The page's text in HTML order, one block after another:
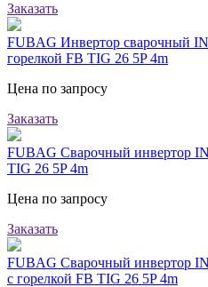
Заказать
FUBAG Инвертор сварочный
горелкой FB TIG 26 5P 4m
Цена по запросу
Заказать
FUBAG Сварочный инвертор
TIG 26 5P 4m
Цена по запросу
Заказать
FUBAG Сварочный инвертор
с горелкой FB TIG 26 5P 4m